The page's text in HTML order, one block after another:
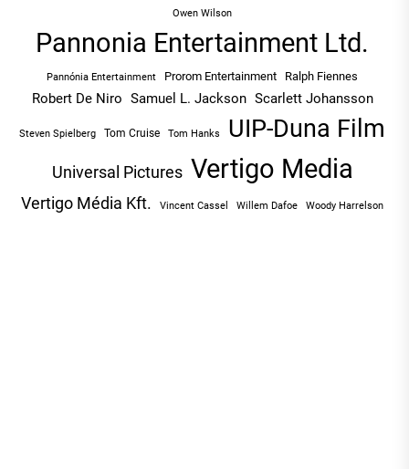
Owen Wilson
Pannonia Entertainment Ltd.
Pannónia Entertainment Prorom Entertainment Ralph Fiennes
Robert De Niro Samuel L. Jackson Scarlett Johansson
Steven Spielberg Tom Cruise Tom Hanks UIP-Duna Film
Universal Pictures Vertigo Media
Vertigo Média Kft. Vincent Cassel Willem Dafoe Woody Harrelson